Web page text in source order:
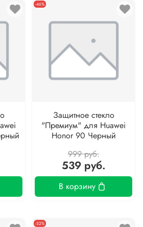
-46%
Защитное стекло
"Премиум" для Huawei
Honor 90 Черный
999 руб.
539 руб.
В корзину
-52%